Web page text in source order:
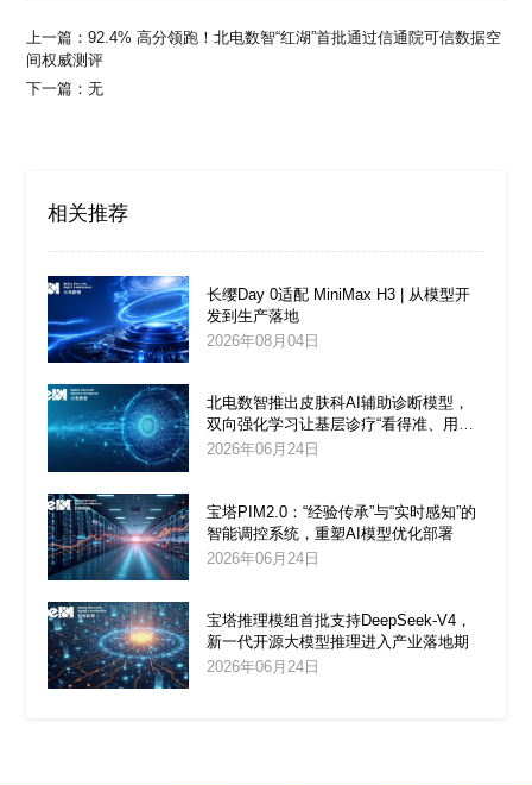
上一篇：92.4% 高分领跑！北电数智“红湖”首批通过信通院可信数据空
间权威测评
下一篇：无
相关推荐
长缨Day 0适配 MiniMax H3 | 从模型开
发到生产落地
2026年08月04日
北电数智推出皮肤科AI辅助诊断模型，
双向强化学习让基层诊疗“看得准、用得
上”
2026年06月24日
宝塔PIM2.0：“经验传承”与“实时感知”的
智能调控系统，重塑AI模型优化部署
2026年06月24日
宝塔推理模组首批支持DeepSeek‑V4，
新一代开源大模型推理进入产业落地期
2026年06月24日